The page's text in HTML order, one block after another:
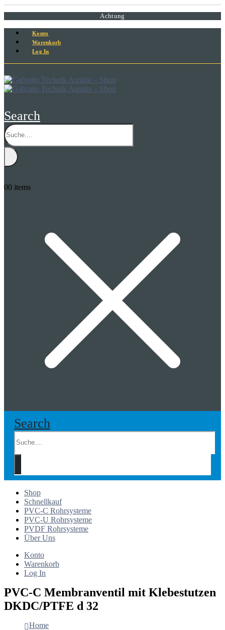
Achtung
Konto
Warenkorb
Log In
Search
00 items
Search
Shop
Schnellkauf
PVC-C Rohrsysteme
PVC-U Rohrsysteme
PVDF Rohrsysteme
Über Uns
Konto
Warenkorb
Log In
PVC-C Membranventil mit Klebestutzen
DKDC/PTFE d 32
Home